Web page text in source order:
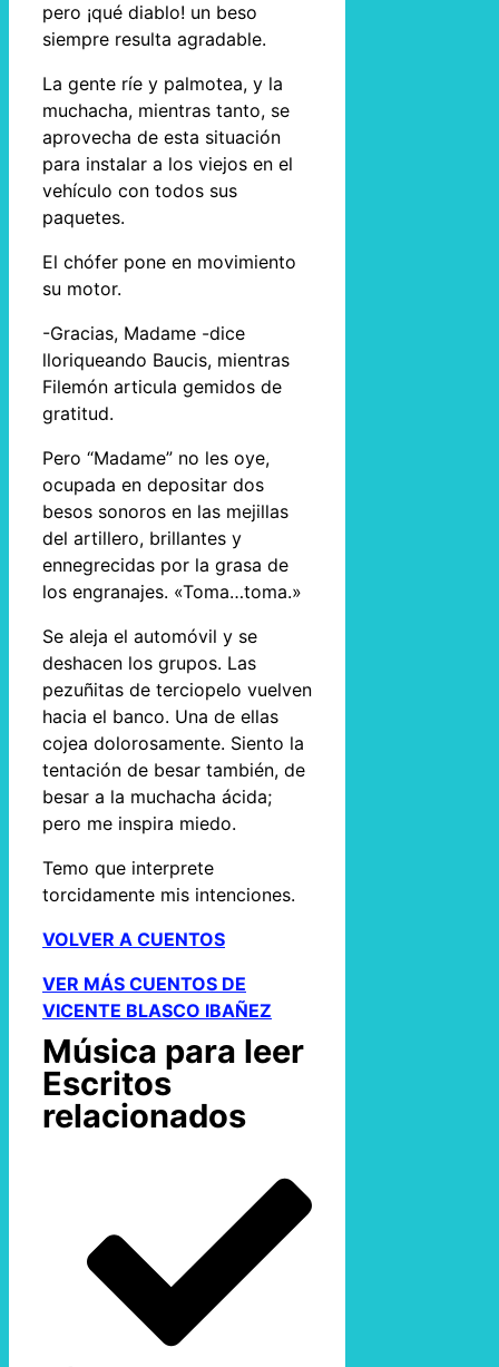
pero ¡qué diablo! un beso
siempre resulta agradable.
La gente ríe y palmotea, y la
muchacha, mientras tanto, se
aprovecha de esta situación
para instalar a los viejos en el
vehículo con todos sus
paquetes.
El chófer pone en movimiento
su motor.
-Gracias, Madame -dice
lloriqueando Baucis, mientras
Filemón articula gemidos de
gratitud.
Pero “Madame” no les oye,
ocupada en depositar dos
besos sonoros en las mejillas
del artillero, brillantes y
ennegrecidas por la grasa de
los engranajes. «Toma…toma.»
Se aleja el automóvil y se
deshacen los grupos. Las
pezuñitas de terciopelo vuelven
hacia el banco. Una de ellas
cojea dolorosamente. Siento la
tentación de besar también, de
besar a la muchacha ácida;
pero me inspira miedo.
Temo que interprete
torcidamente mis intenciones.
VOLVER A CUENTOS
VER MÁS CUENTOS DE
VICENTE BLASCO IBAÑEZ
Música para leer
Escritos
relacionados